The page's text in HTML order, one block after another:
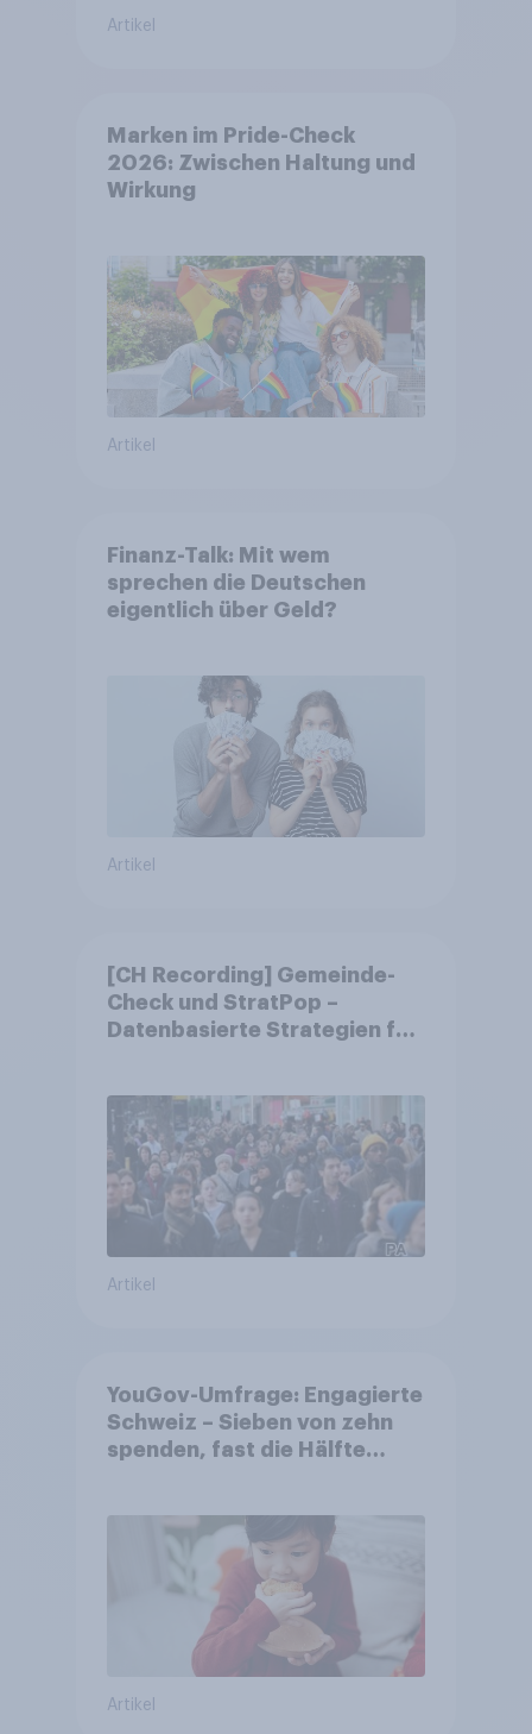
Artikel
Marken im Pride-Check
2026: Zwischen Haltung und
Wirkung
Artikel
Finanz-Talk: Mit wem
sprechen die Deutschen
eigentlich über Geld?
Artikel
[CH Recording] Gemeinde-
Check und StratPop –
Datenbasierte Strategien für
Artikel
YouGov-Umfrage: Engagierte
Schweiz – Sieben von zehn
spenden, fast die Hälfte
Artikel